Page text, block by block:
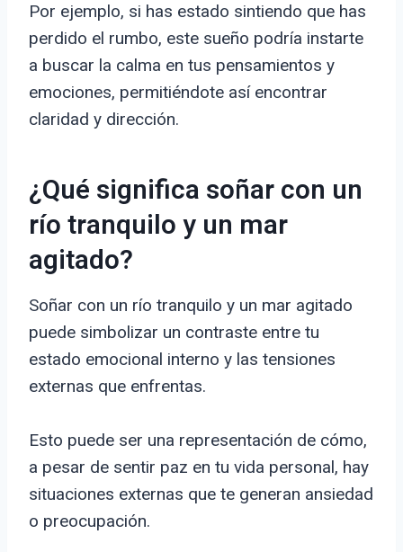
Por ejemplo, si has estado sintiendo que has
perdido el rumbo, este sueño podría instarte
a buscar la calma en tus pensamientos y
emociones, permitiéndote así encontrar
claridad y dirección.
¿Qué significa soñar con un
río tranquilo y un mar
agitado?
Soñar con un río tranquilo y un mar agitado
puede simbolizar un contraste entre tu
estado emocional interno y las tensiones
externas que enfrentas.
Esto puede ser una representación de cómo,
a pesar de sentir paz en tu vida personal, hay
situaciones externas que te generan ansiedad
o preocupación.